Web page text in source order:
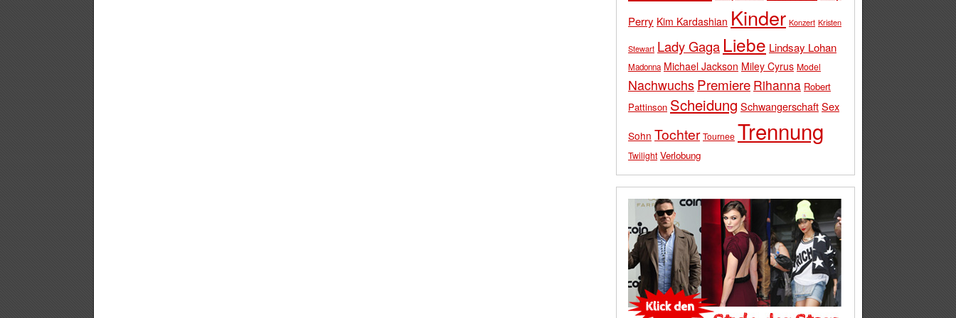
Perry Kim Kardashian Kinder Konzert Kristen
Stewart Lady Gaga Liebe Lindsay Lohan
Madonna Michael Jackson Miley Cyrus Model
Nachwuchs Premiere Rihanna Robert
Pattinson Scheidung SchwangerschaftSex
Sohn Tochter Tournee Trennung
Twilight Verlobung